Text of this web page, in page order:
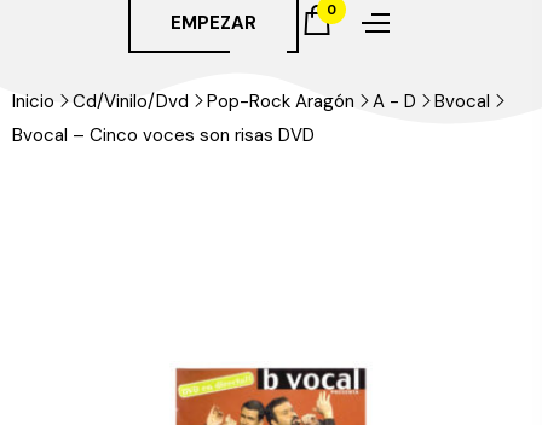
EMPEZAR
0
Inicio Cd/Vinilo/Dvd Pop-Rock Aragón A - D
Bvocal
Bvocal – Cinco voces son risas DVD